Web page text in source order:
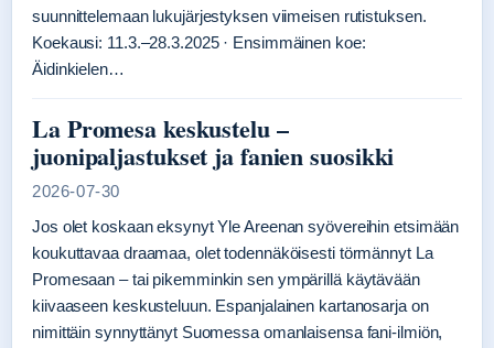
suunnittelemaan lukujärjestyksen viimeisen rutistuksen.
Koekausi: 11.3.–28.3.2025 · Ensimmäinen koe:
Äidinkielen…
La Promesa keskustelu –
juonipaljastukset ja fanien suosikki
2026-07-30
Jos olet koskaan eksynyt Yle Areenan syövereihin etsimään
koukuttavaa draamaa, olet todennäköisesti törmännyt La
Promesaan – tai pikemminkin sen ympärillä käytävään
kiivaaseen keskusteluun. Espanjalainen kartanosarja on
nimittäin synnyttänyt Suomessa omanlaisensa fani-ilmiön,